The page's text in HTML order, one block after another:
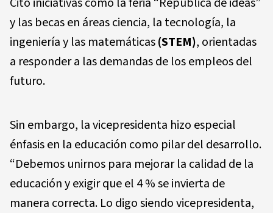
y las becas en áreas ciencia, la tecnología, la
ingeniería y las matemáticas(STEM), orientadas
a responder a las demandas de los empleos del
futuro.
Sin embargo, la vicepresidenta hizo especial
énfasis en la educación como pilar del desarrollo.
“Debemos unirnos para mejorar la calidad de la
educación y exigir que el 4 % se invierta de
manera correcta. Lo digo siendo vicepresidenta,